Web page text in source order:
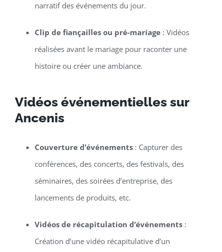
narratif des événements du jour.
Clip de fiançailles ou pré-mariage: Vidéos
réalisées avant le mariage pour raconter une
histoire ou créer une ambiance.
Vidéos événementielles sur
Ancenis
Couverture d’événements: Capturer des
conférences, des concerts, des festivals, des
séminaires, des soirées d’entreprise, des
lancements de produits, etc.
Vidéos de récapitulation d’événements:
Création d’une vidéo récapitulative d’un